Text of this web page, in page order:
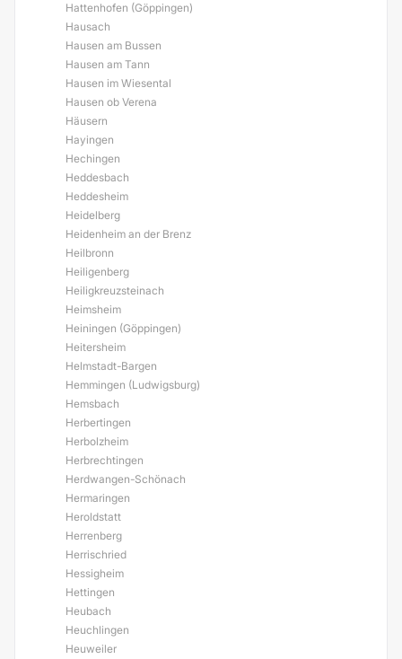
Hattenhofen (Göppingen)
Hausach
Hausen am Bussen
Hausen am Tann
Hausen im Wiesental
Hausen ob Verena
Häusern
Hayingen
Hechingen
Heddesbach
Heddesheim
Heidelberg
Heidenheim an der Brenz
Heilbronn
Heiligenberg
Heiligkreuzsteinach
Heimsheim
Heiningen (Göppingen)
Heitersheim
Helmstadt-Bargen
Hemmingen (Ludwigsburg)
Hemsbach
Herbertingen
Herbolzheim
Herbrechtingen
Herdwangen-Schönach
Hermaringen
Heroldstatt
Herrenberg
Herrischried
Hessigheim
Hettingen
Heubach
Heuchlingen
Heuweiler